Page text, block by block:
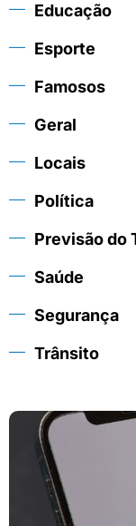
Educação
Esporte
Famosos
Geral
Locais
Política
Previsão do
Saúde
Segurança
Trânsito